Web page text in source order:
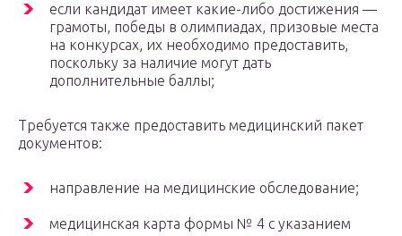
если кандидат имеет какие-либо достижения —
грамоты, победы в олимпиадах, призовые места
на конкурсах, их необходимо предоставить,
поскольку за наличие могут дать
дополнительные баллы;
Требуется также предоставить медицинский пакет
документов:
направление на медицинские обследование;
медицинская карта формы № 4 с указанием